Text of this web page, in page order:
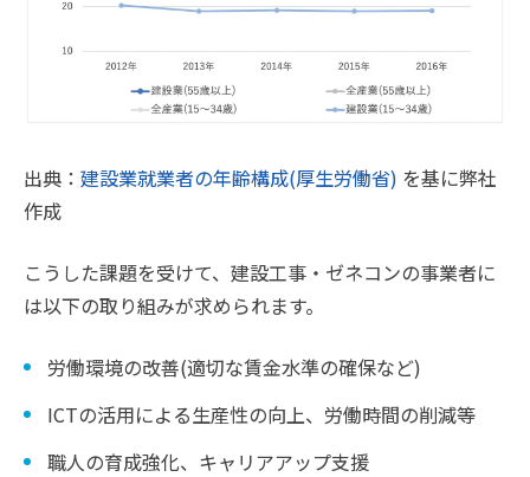
出典： 建設業就業者の年齢構成(厚生労働省) を基に弊社
作成
こうした課題を受けて、建設工事・ゼネコンの事業者に
は以下の取り組みが求められます。
労働環境の改善(適切な賃金水準の確保など)
ICTの活用による生産性の向上、労働時間の削減等
職人の育成強化、キャリアアップ支援